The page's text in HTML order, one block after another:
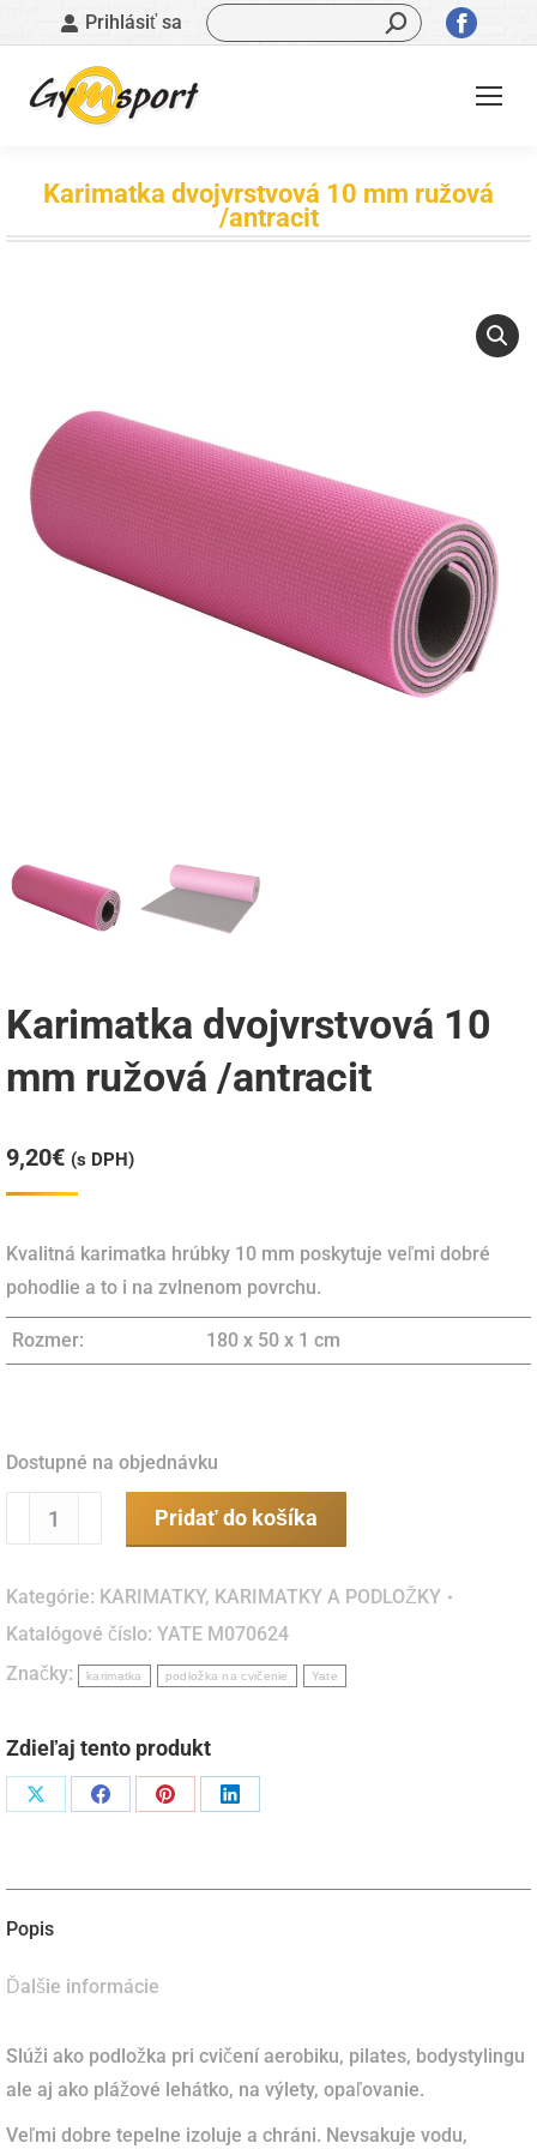
Prihlásiť sa Vyhľadávanie:
sa
otvorí
okne
Karimatka dvojvrstvová 10 mm ružová
/antracit
Karimatka dvojvrstvová 10
mm ružová /antracit
9,20€ (s DPH)
Kvalitná karimatka hrúbky 10 mm poskytuje veľmi dobré
pohodlie a to i na zvlnenom povrchu.
Rozmer: 180 x 50 x 1 cm
Dostupné na objednávku
množstvo
Karimatka
10
mm
ružová
Pridať do košíka
Kategórie: KARIMATKY, KARIMATKY A PODLOŽKY
Katalógové číslo: YATE M070624
Značky:
karimatka podložka na cvičenie Yate
Zdieľaj tento produkt
Podiel Podiel Podiel Podiel
Popis
Ďalšie informácie
Slúži ako podložka pri cvičení aerobiku, pilates, bodystylingu
ale aj ako plážové lehátko, na výlety, opaľovanie.
Veľmi dobre tepelne izoluje a chráni. Nevsakuje vodu,